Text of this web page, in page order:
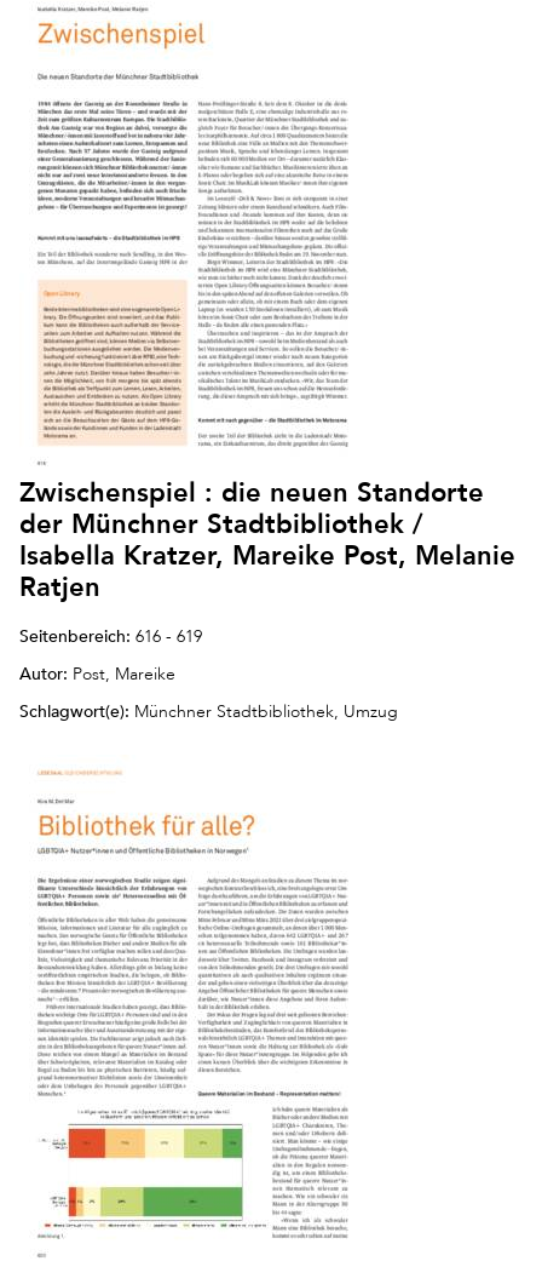
Zwischenspiel : die neuen Standorte
der Münchner Stadtbibliothek /
Isabella Kratzer, Mareike Post, Melanie
Ratjen
Seitenbereich: 616 - 619
Autor: Post, Mareike
Schlagwort(e): Münchner Stadtbibliothek, Umzug